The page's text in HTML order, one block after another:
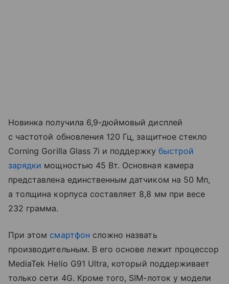
Новинка получила 6,9-дюймовый дисплей
с частотой обновления 120 Гц, защитное стекло
Corning Gorilla Glass 7i и поддержку быстрой
зарядки мощностью 45 Вт. Основная камера
представлена единственным датчиком на 50 Мп,
а толщина корпуса составляет 8,8 мм при весе
232 грамма.
При этом смартфон сложно назвать
производительным. В его основе лежит процессор
MediaTek Helio G91 Ultra, который поддерживает
только сети 4G. Кроме того, SIM-лоток у модели